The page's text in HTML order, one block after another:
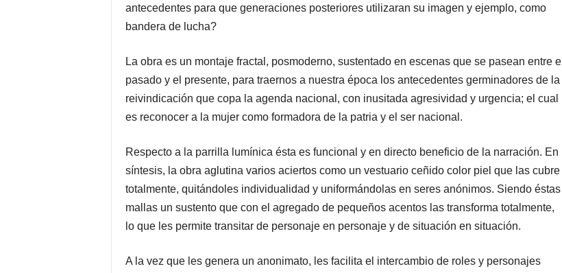
antecedentes para que generaciones posteriores utilizaran su imagen y ejemplo, como
bandera de lucha?
La obra es un montaje fractal, posmoderno, sustentado en escenas que se pasean entre el
pasado y el presente, para traernos a nuestra época los antecedentes germinadores de la
reivindicación que copa la agenda nacional, con inusitada agresividad y urgencia; el cual
es reconocer a la mujer como formadora de la patria y el ser nacional.
Respecto a la parrilla lumínica ésta es funcional y en directo beneficio de la narración. En
síntesis, la obra aglutina varios aciertos como un vestuario ceñido color piel que las cubre
totalmente, quitándoles individualidad y uniformándolas en seres anónimos. Siendo éstas
mallas un sustento que con el agregado de pequeños acentos las transforma totalmente,
lo que les permite transitar de personaje en personaje y de situación en situación.
A la vez que les genera un anonimato, les facilita el intercambio de roles y personajes